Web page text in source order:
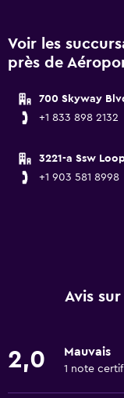
Voir les
près de
700 Skyway
+1 833 898 2132
3221-a Ssw
+1 903 581 8998
Avis
2,0 Mauvais
1 note